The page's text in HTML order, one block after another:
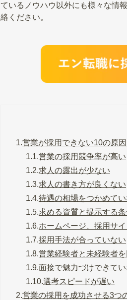
ているノウハウ以外にも様々な情
絡ください。
1.営業が採用できない10の原因
1.1.営業の採用競争率が高い
1.2.求人の露出が少ない
1.3.求人の書き方が良くない
1.4.待遇の相場をつかめて
1.5.求める資質と提示する
1.6.ホームページ、採用サ
1.7.採用手法が合っていない
1.8.営業経験者と未経験者
1.9.面接で魅力づけできて
1.10.選考スピードが遅い
2.営業の採用を成功させる3つ